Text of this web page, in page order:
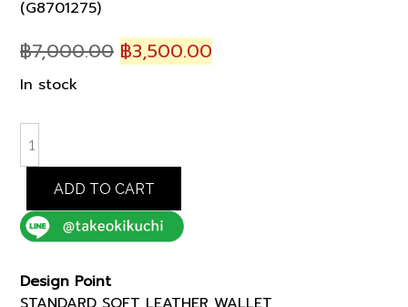
(G8701275)
฿7,000.00 Original
฿3,500.00
In stock
STANDARD
LEATHER
WALLET
(G8701275)
ADD TO CART
Design Point